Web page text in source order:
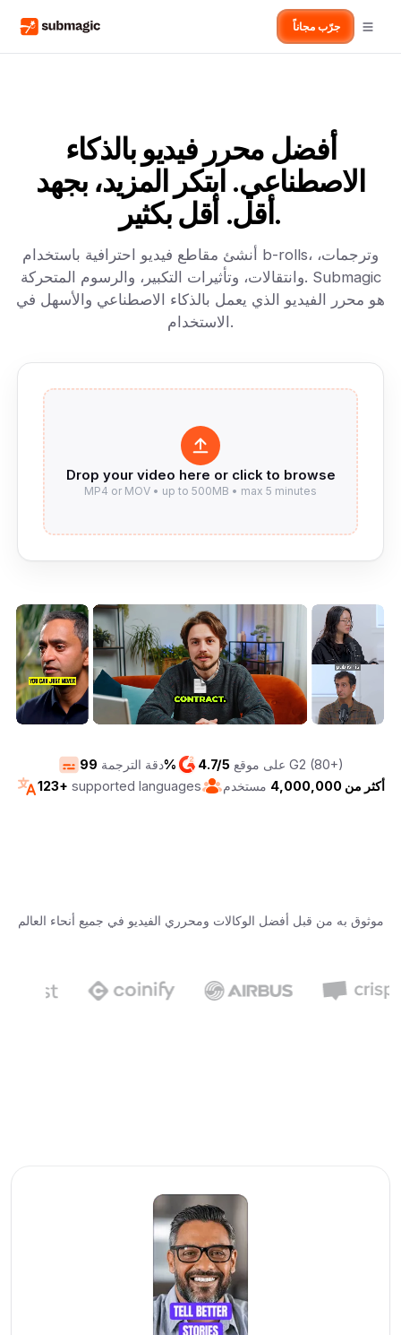
جرّب مجاناً
أفضل محرر فيديو بالذكاء
الاصطناعي. ابتكر المزيد، بجهد
أقل. أقل بكثير.
أنشئ مقاطع فيديو احترافية باستخدام b-rolls، وترجمات،
وانتقالات، وتأثيرات التكبير، والرسوم المتحركة. Submagic
هو محرر الفيديو الذي يعمل بالذكاء الاصطناعي والأسهل في
الاستخدام.
دقة الترجمة99% 4.7/5
على موقع G2 (80+)
123+ supported languages أكثر من 4,000,000 مستخدم
موثوق به من قبل أفضل الوكالات ومحرري الفيديو في جميع أنحاء العالم